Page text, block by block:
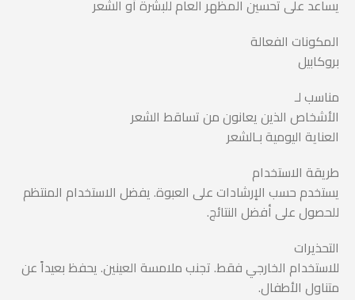
يساعد على تحسين المظهر العام للبشرة أو الشعر
المكونات الفعالة
بروكابيل
مناسب لـ
الأشخاص الذين يعانون من تساقط الشعر
العناية اليومية بـالشعر
طريقة الاستخدام
يستخدم حسب الإرشادات على العبوة. يفضل الاستخدام المنتظم
للحصول على أفضل النتائج.
التحذيرات
للاستخدام الخارجي فقط. تجنب ملامسة العينين. يحفظ بعيداً عن
متناول الأطفال.